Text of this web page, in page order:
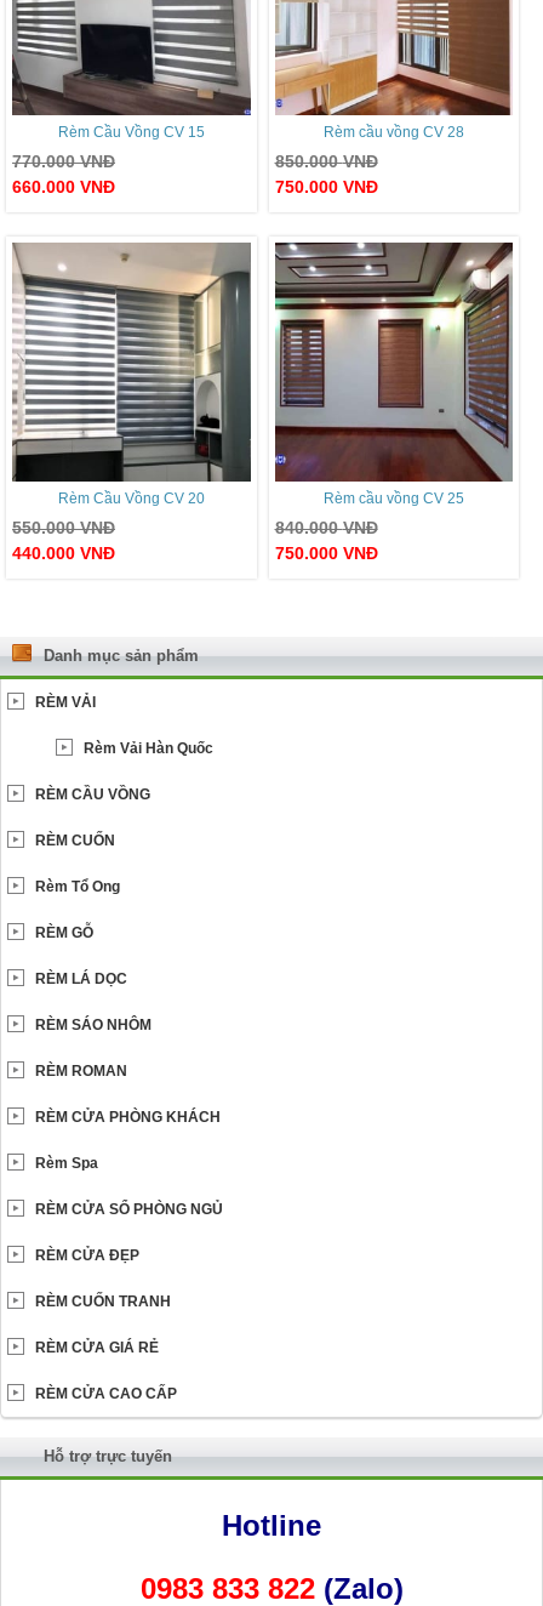
Rèm Cầu Vồng CV 15
770.000VNĐ
660.000 VNĐ
Rèm cầu vồng CV 28
850.000VNĐ
750.000 VNĐ
Rèm Cầu Vồng CV 20
550.000VNĐ
440.000 VNĐ
Rèm cầu vồng CV 25
840.000VNĐ
750.000 VNĐ
Danh mục sản phẩm
RÈM VẢI
Rèm Vải Hàn Quốc
RÈM CẦU VỒNG
RÈM CUỐN
Rèm Tổ Ong
RÈM GỖ
RÈM LÁ DỌC
RÈM SÁO NHÔM
RÈM ROMAN
RÈM CỬA PHÒNG KHÁCH
Rèm Spa
RÈM CỬA SỔ PHÒNG NGỦ
RÈM CỬA ĐẸP
RÈM CUỐN TRANH
RÈM CỬA GIÁ RẺ
RÈM CỬA CAO CẤP
Hỗ trợ trực tuyến
Hotline
0983 833 822 (Zalo)